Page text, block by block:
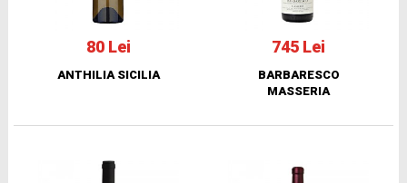
80 Lei
ANTHILIA SICILIA
745 Lei
BARBARESCO
MASSERIA